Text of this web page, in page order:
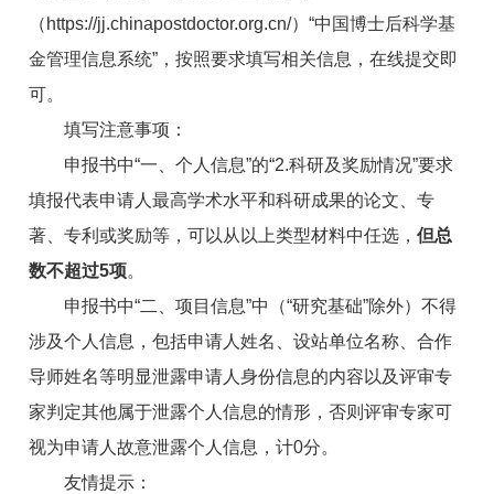
（https://jj.chinapostdoctor.org.cn/）“中国博士后科学基
金管理信息系统”，按照要求填写相关信息，在线提交即
可。
填写注意事项：
申报书中“一、个人信息”的“2.科研及奖励情况”要求
填报代表申请人最高学术水平和科研成果的论文、专
著、专利或奖励等，可以从以上类型材料中任选，但总
数不超过5项。
申报书中“二、项目信息”中（“研究基础”除外）不得
涉及个人信息，包括申请人姓名、设站单位名称、合作
导师姓名等明显泄露申请人身份信息的内容以及评审专
家判定其他属于泄露个人信息的情形，否则评审专家可
视为申请人故意泄露个人信息，计0分。
友情提示：